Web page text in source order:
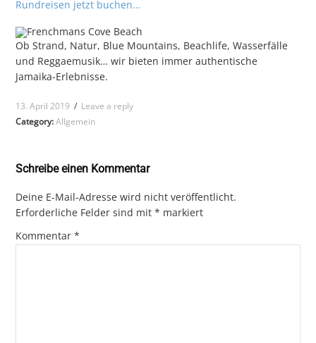
Rundreisen jetzt buchen…
Ob Strand, Natur, Blue Mountains, Beachlife, Wasserfälle
und Reggaemusik… wir bieten immer authentische
Jamaika-Erlebnisse.
13. April 2019
Category:Allgemein
/ Leave a reply
Schreibe einen Kommentar
Deine E-Mail-Adresse wird nicht veröffentlicht.
Erforderliche Felder sind mit* markiert
Kommentar*